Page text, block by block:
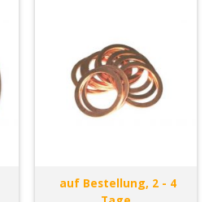
auf Bestellung, 2 - 4